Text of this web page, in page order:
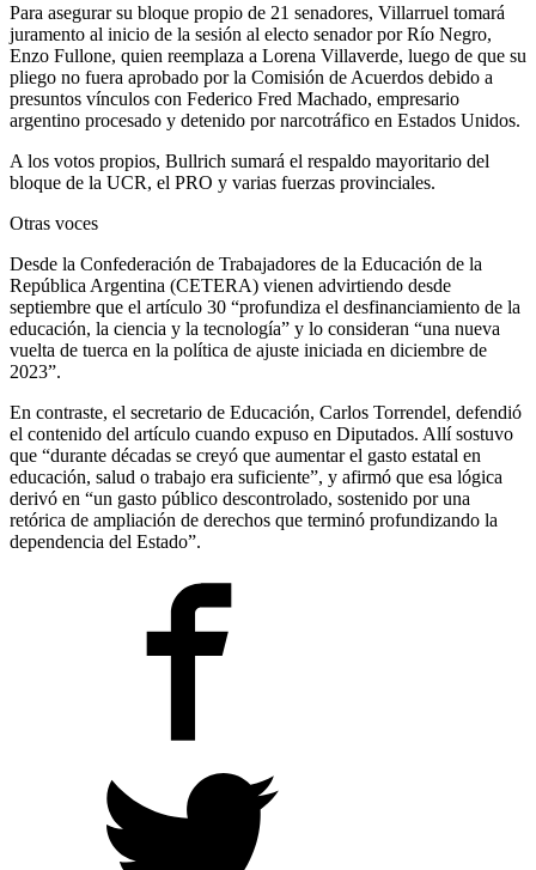
Para asegurar su bloque propio de 21 senadores, Villarruel tomará
juramento al inicio de la sesión al electo senador por Río Negro,
Enzo Fullone, quien reemplaza a Lorena Villaverde, luego de que su
pliego no fuera aprobado por la Comisión de Acuerdos debido a
presuntos vínculos con Federico Fred Machado, empresario
argentino procesado y detenido por narcotráfico en Estados Unidos.
A los votos propios, Bullrich sumará el respaldo mayoritario del
bloque de la UCR, el PRO y varias fuerzas provinciales.
Otras voces
Desde la Confederación de Trabajadores de la Educación de la
República Argentina (CETERA) vienen advirtiendo desde
septiembre que el artículo 30 “profundiza el desfinanciamiento de la
educación, la ciencia y la tecnología” y lo consideran “una nueva
vuelta de tuerca en la política de ajuste iniciada en diciembre de
2023”.
En contraste, el secretario de Educación, Carlos Torrendel, defendió
el contenido del artículo cuando expuso en Diputados. Allí sostuvo
que “durante décadas se creyó que aumentar el gasto estatal en
educación, salud o trabajo era suficiente”, y afirmó que esa lógica
derivó en “un gasto público descontrolado, sostenido por una
retórica de ampliación de derechos que terminó profundizando la
dependencia del Estado”.